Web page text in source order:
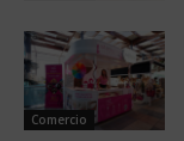
Comercio